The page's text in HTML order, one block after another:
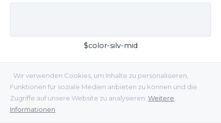
Wir verwenden Cookies, um Inhalte zu personalisieren,
Funktionen für soziale Medien anbieten zu können und die
Zugriffe auf unsere Website zu analysieren. Weitere
Informationen
$color-silv-mid